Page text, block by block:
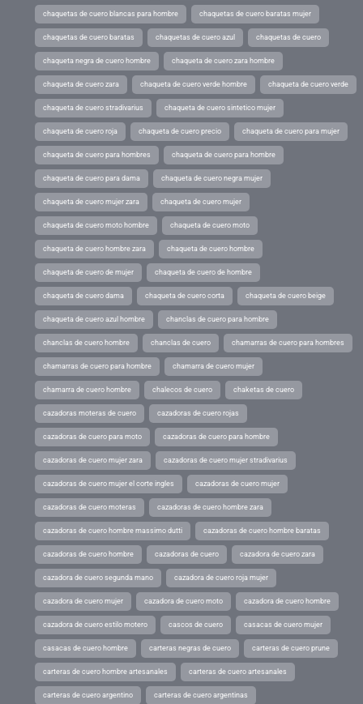
chaquetas de cuero blancas para hombre chaquetas de cuero baratas mujer
chaquetas de cuero baratas chaquetas de cuero azul chaquetas de cuero
chaqueta negra de cuero hombre chaqueta de cuero zara hombre
chaqueta de cuero zara chaqueta de cuero verde hombre chaqueta de cuero verde
chaqueta de cuero stradivarius chaqueta de cuero sintetico mujer
chaqueta de cuero roja chaqueta de cuero precio chaqueta de cuero para mujer
chaqueta de cuero para hombres chaqueta de cuero para hombre
chaqueta de cuero para dama chaqueta de cuero negra mujer
chaqueta de cuero mujer zara chaqueta de cuero mujer
chaqueta de cuero moto hombre chaqueta de cuero moto
chaqueta de cuero hombre zara chaqueta de cuero hombre
chaqueta de cuero de mujer chaqueta de cuero de hombre
chaqueta de cuero dama chaqueta de cuero corta chaqueta de cuero beige
chaqueta de cuero azul hombre chanclas de cuero para hombre
chanclas de cuero hombre chanclas de cuero chamarras de cuero para hombres
chamarras de cuero para hombre chamarra de cuero mujer
chamarra de cuero hombre chalecos de cuero chaketas de cuero
cazadoras moteras de cuero cazadoras de cuero rojas
cazadoras de cuero para moto cazadoras de cuero para hombre
cazadoras de cuero mujer zara cazadoras de cuero mujer stradivarius
cazadoras de cuero mujer el corte ingles cazadoras de cuero mujer
cazadoras de cuero moteras cazadoras de cuero hombre zara
cazadoras de cuero hombre massimo dutti cazadoras de cuero hombre baratas
cazadoras de cuero hombre cazadoras de cuero cazadora de cuero zara
cazadora de cuero segunda mano cazadora de cuero roja mujer
cazadora de cuero mujer cazadora de cuero moto cazadora de cuero hombre
cazadora de cuero estilo motero cascos de cuero casacas de cuero mujer
casacas de cuero hombre carteras negras de cuero carteras de cuero prune
carteras de cuero hombre artesanales carteras de cuero artesanales
carteras de cuero argentino carteras de cuero argentinas